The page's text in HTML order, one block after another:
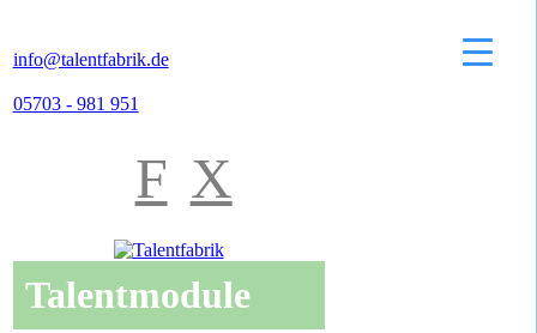
info@talentfabrik.de
05703 - 981 951
F X
Talentmodule